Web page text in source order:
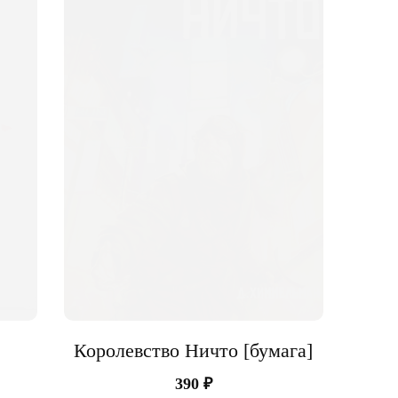
Королевство Ничто [бумага]
390 ₽